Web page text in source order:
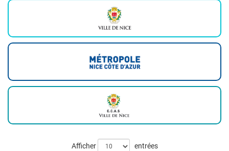
Afficher entrées